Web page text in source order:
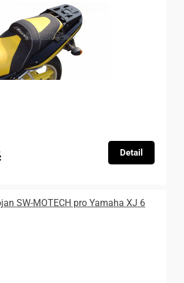
Detail
SW-MOTECH pro Yamaha XJ 6